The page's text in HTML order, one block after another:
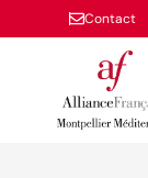
Contact